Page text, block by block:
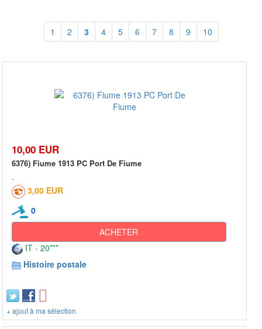
1 2 3 4 5 6 7 8 9 10
10,00 EUR
6376) Fiume 1913 PC Port De Fiume
3,00 EUR
0
ACHETER
IT - 20***
Histoire postale
+ ajout à ma sélection